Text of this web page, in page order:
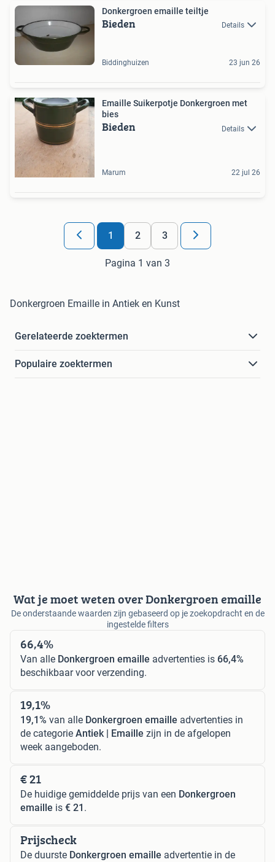
Donkergroen emaille teiltje
Bieden Details
Biddinghuizen 23 jun 26
Emaille Suikerpotje Donkergroen met
bies
Bieden Details
Marum 22 jul 26
1 2 3
Pagina 1 van 3
Donkergroen Emaille in Antiek en Kunst
Gerelateerde zoektermen
Populaire zoektermen
Wat je moet weten over Donkergroen emaille
De onderstaande waarden zijn gebaseerd op je zoekopdracht en de
ingestelde filters
66,4%
Van alle Donkergroen emaille advertenties is 66,4%
beschikbaar voor verzending.
19,1%
19,1% van alle Donkergroen emaille advertenties in
de categorie Antiek | Emaille zijn in de afgelopen
week aangeboden.
€ 21
De huidige gemiddelde prijs van een Donkergroen
emaille is € 21 .
Prijscheck
De duurste Donkergroen emaille advertentie in de